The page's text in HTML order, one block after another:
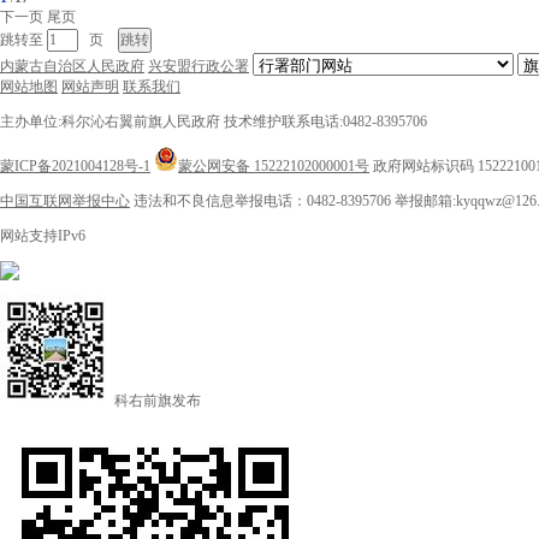
下一页 尾页
跳转至
页
内蒙古自治区人民政府 兴安盟行政公署
网站地图 网站声明 联系我们
主办单位:科尔沁右翼前旗人民政府 技术维护联系电话:0482-8395706
蒙ICP备2021004128号-1 蒙公网安备 15222102000001号 政府网站标识码
中国互联网举报中心 违法和不良信息举报电话：0482-8395706 举报邮箱
网站支持IPv6
科右前旗发布